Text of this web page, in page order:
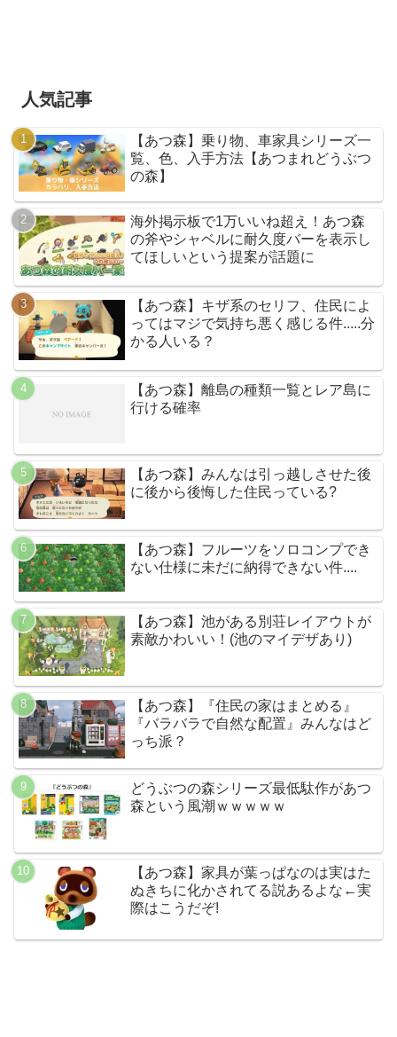
人気記事
【あつ森】乗り物、車家具シリーズ一
覧、色、入手方法【あつまれどうぶつ
の森】
海外掲示板で1万いいね超え！あつ森
の斧やシャベルに耐久度バーを表示し
てほしいという提案が話題に
【あつ森】キザ系のセリフ、住民によ
ってはマジで気持ち悪く感じる件.....分
かる人いる？
【あつ森】離島の種類一覧とレア島に
行ける確率
【あつ森】みんなは引っ越しさせた後
に後から後悔した住民っている?
【あつ森】フルーツをソロコンプでき
ない仕様に未だに納得できない件....
【あつ森】池がある別荘レイアウトが
素敵かわいい！(池のマイデザあり)
【あつ森】『住民の家はまとめる』
『バラバラで自然な配置』みんなはど
っち派？
どうぶつの森シリーズ最低駄作があつ
森という風潮ｗｗｗｗｗ
【あつ森】家具が葉っぱなのは実はた
ぬきちに化かされてる説あるよな←実
際はこうだぞ!